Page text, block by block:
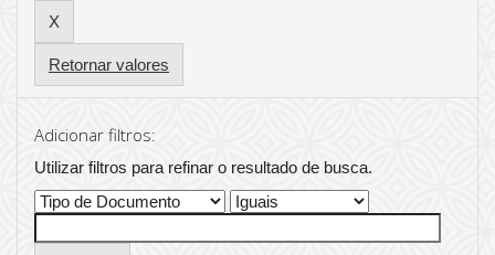
Retornar valores
Adicionar filtros:
Utilizar filtros para refinar o resultado de busca.